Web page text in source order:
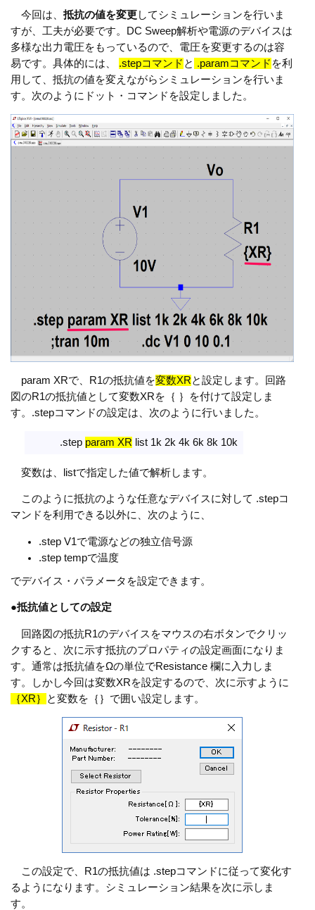
今回は、 抵抗の値を変更してシミュレーションを行いま
すが、工夫が必要です。DC Sweep解析や電源のデバイスは
多様な出力電圧をもっているので、電圧を変更するのは容
易です。具体的には、 .stepコマンド と .paramコマンド を利
用して、抵抗の値を変えながらシミュレーションを行いま
す。次のようにドット・コマンドを設定しました。
param XRで、R1の抵抗値を変数XRと設定します。回路
図のR1の抵抗値として変数XRを｛ ｝を付けて設定しま
す。.stepコマンドの設定は、次のように行いました。
.step param XR list 1k 2k 4k 6k 8k 10k
変数は、listで指定した値で解析します。
このように抵抗のような任意なデバイスに対して .stepコ
マンドを利用できる以外に、次のように、
.step V1で電源などの独立信号源
.step tempで温度
でデバイス・パラメータを設定できます。
●抵抗値としての設定
回路図の抵抗R1のデバイスをマウスの右ボタンでクリッ
クすると、次に示す抵抗のプロパティの設定画面になりま
す。通常は抵抗値をΩの単位でResistance 欄に入力しま
す。しかし今回は変数XRを設定するので、次に示すように
｛XR｝
と変数を｛｝で囲い設定します。
この設定で、R1の抵抗値は .stepコマンドに従って変化す
るようになります。シミュレーション結果を次に示しま
す。